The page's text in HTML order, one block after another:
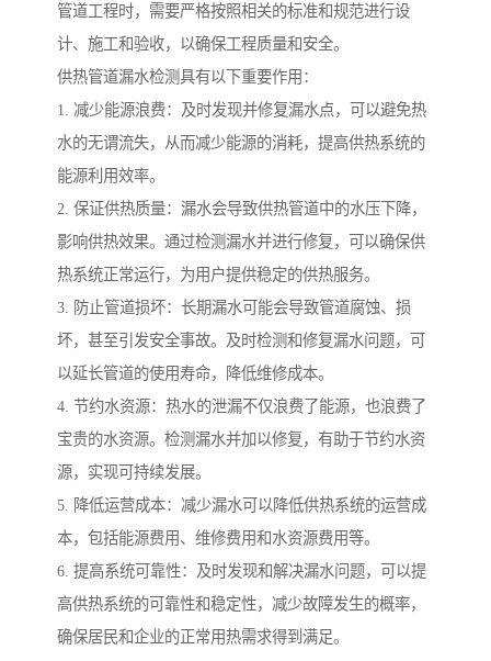
管道工程时，需要严格按照相关的标准和规范进行设
计、施工和验收，以确保工程质量和安全。
供热管道漏水检测具有以下重要作用：
1. 减少能源浪费：及时发现并修复漏水点，可以避免热
水的无谓流失，从而减少能源的消耗，提高供热系统的
能源利用效率。
2. 保证供热质量：漏水会导致供热管道中的水压下降，
影响供热效果。通过检测漏水并进行修复，可以确保供
热系统正常运行，为用户提供稳定的供热服务。
3. 防止管道损坏：长期漏水可能会导致管道腐蚀、损
坏，甚至引发安全事故。及时检测和修复漏水问题，可
以延长管道的使用寿命，降低维修成本。
4. 节约水资源：热水的泄漏不仅浪费了能源，也浪费了
宝贵的水资源。检测漏水并加以修复，有助于节约水资
源，实现可持续发展。
5. 降低运营成本：减少漏水可以降低供热系统的运营成
本，包括能源费用、维修费用和水资源费用等。
6. 提高系统可靠性：及时发现和解决漏水问题，可以提
高供热系统的可靠性和稳定性，减少故障发生的概率，
确保居民和企业的正常用热需求得到满足。